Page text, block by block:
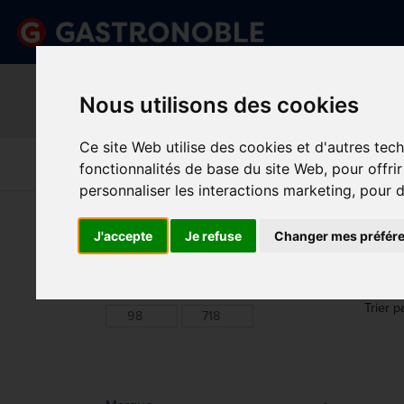
Nous utilisons des cookies
Ce site Web utilise des cookies et d'autres
fonctionnalités de base du site Web, pour offrir
personnaliser les interactions marketing, pour
J'accepte Je refuse Changer mes
Veuillez demander votre
done Gamme complète de produits done Prix compétitifs
Art De La
Table
Cuisine Froid
Matériel Électrique
De Cuisson
Trier